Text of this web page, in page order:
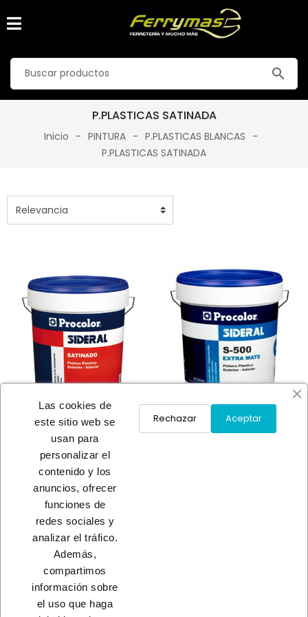
search
P.PLASTICAS SATINADA
Inicio PINTURA
P.PLASTICAS BLANCAS
P.PLASTICAS SATINADA
PINTURA PLASTICA
SATINADA 505 SIDERAL
A consultar
Las cookies de
este sitio web se
usan para
personalizar el
contenido y los
anuncios, ofrecer
funciones de
redes sociales y
analizar el tráfico.
Además,
compartimos
información sobre
el uso que haga
Aceptar
Rechazar